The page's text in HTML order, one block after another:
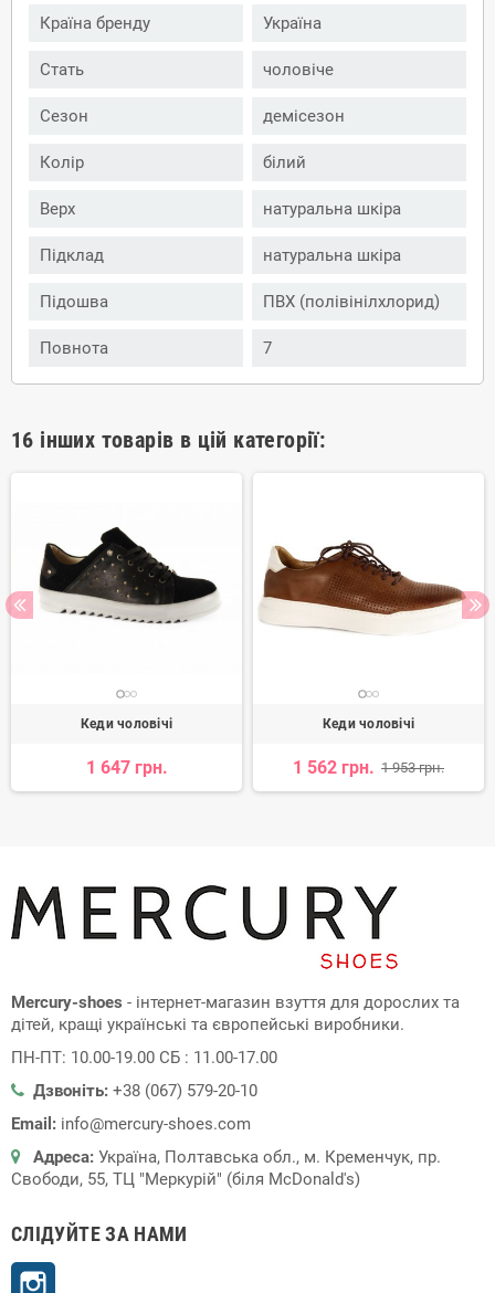
Країна бренду Україна
Стать чоловіче
Сезон демісезон
Колір білий
Верх натуральна шкіра
Підклад натуральна шкіра
Підошва ПВХ (полівінілхлорид)
Повнота 7
16 інших товарів в цій категорії:
Кеди чоловічі
1 647 грн.
Кеди чоловічі
1 562 грн. 1 953 грн.
Mercury-shoes - інтернет-магазин взуття для дорослих та
дітей, кращі українські та європейські виробники.
ПН-ПТ: 10.00-19.00 СБ : 11.00-17.00
Дзвоніть: +38 (067) 579-20-10
Email: info@mercury-shoes.com
Адреса: Україна, Полтавська обл., м. Кременчук, пр.
Свободи, 55, ТЦ "Меркурій" (біля McDonald's)
СЛІДУЙТЕ ЗА НАМИ